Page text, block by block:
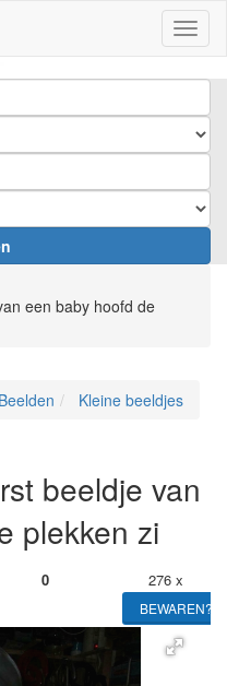
een baby hoofd de
Beelden Kleine beeldjes
beeldje van
plekken zi
0 276 x
BEWAREN?